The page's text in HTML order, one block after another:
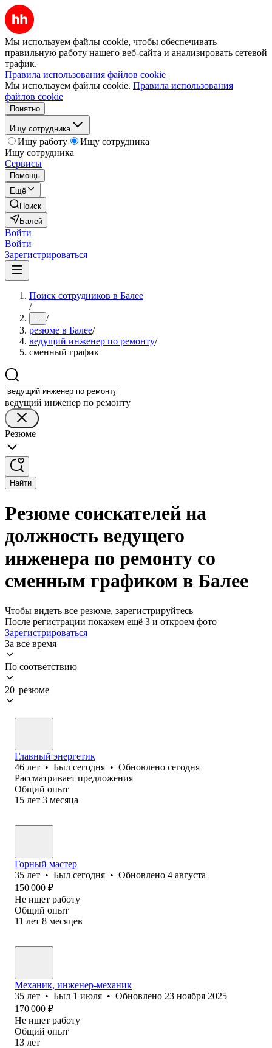
Мы используем файлы cookie, чтобы обеспечивать
правильную работу нашего веб-сайта и анализировать сетевой
трафик.
Правила использования файлов cookie
Мы используем файлы cookie. Правила использования
файлов cookie
Понятно
Ищу сотрудника
Ищу работу
Ищу сотрудника
Ищу сотрудника
Сервисы
Помощь
Ещё
Поиск
Балей
Войти
Войти
Зарегистрироваться
Поиск сотрудников в Балее
/
... /
резюме в Балее/
ведущий инженер по ремонту/
сменный график
ведущий инженер по ремонту
Резюме
Найти
Резюме соискателей на
должность ведущего
инженера по ремонту со
сменным графиком в Балее
Чтобы видеть все резюме, зарегистрируйтесь
После регистрации покажем ещё 3 и откроем фото
Зарегистрироваться
За всё время
По соответствию
20 резюме
Главный энергетик
46 лет • Был сегодня • Обновлено сегодня
Рассматривает предложения
Общий опыт
15 лет 3 месяца
Горный мастер
35 лет • Был сегодня • Обновлено 4 августа
150 000 ₽
Не ищет работу
Общий опыт
11 лет 8 месяцев
Механик, инженер-механик
35 лет • Был 1 июля • Обновлено 23 ноября 2025
170 000 ₽
Не ищет работу
Общий опыт
13 лет